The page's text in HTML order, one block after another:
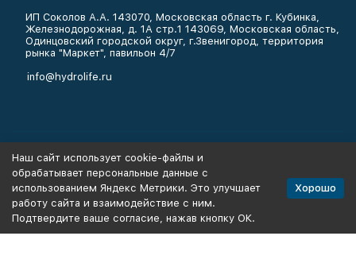
ИП Соколов А.А. 143070, Московская область г. Кубинка,
Железнодорожная, д. 1А стр.1 143069, Московская область,
Одинцовский городской округ, г.Звенигород, территория
рынка "Маркет", павильон 4/7
info@hydrolife.ru
Информация
Политика персональных данных
Наш сайт использует cookie-файлы и
обрабатывает персональные данные с
использованием Яндекс Метрики. Это улучшает
работу сайта и взаимодействие с ним.
Подтвердите ваше согласие, нажав кнопку ОК.
Хорошо